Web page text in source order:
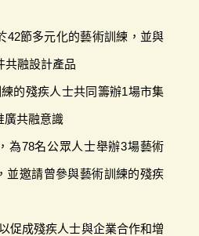
42節多元化的藝術訓練，並與
共融設計產品
的殘疾人士共同籌辦1場市集
廣共融意識
為78名公眾人士舉辦3場藝術
並邀請曾參與藝術訓練的殘疾
促成殘疾人士與企業合作和增